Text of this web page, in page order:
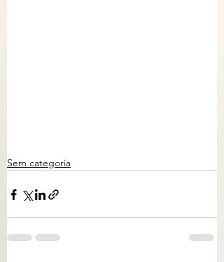
Sem categoria